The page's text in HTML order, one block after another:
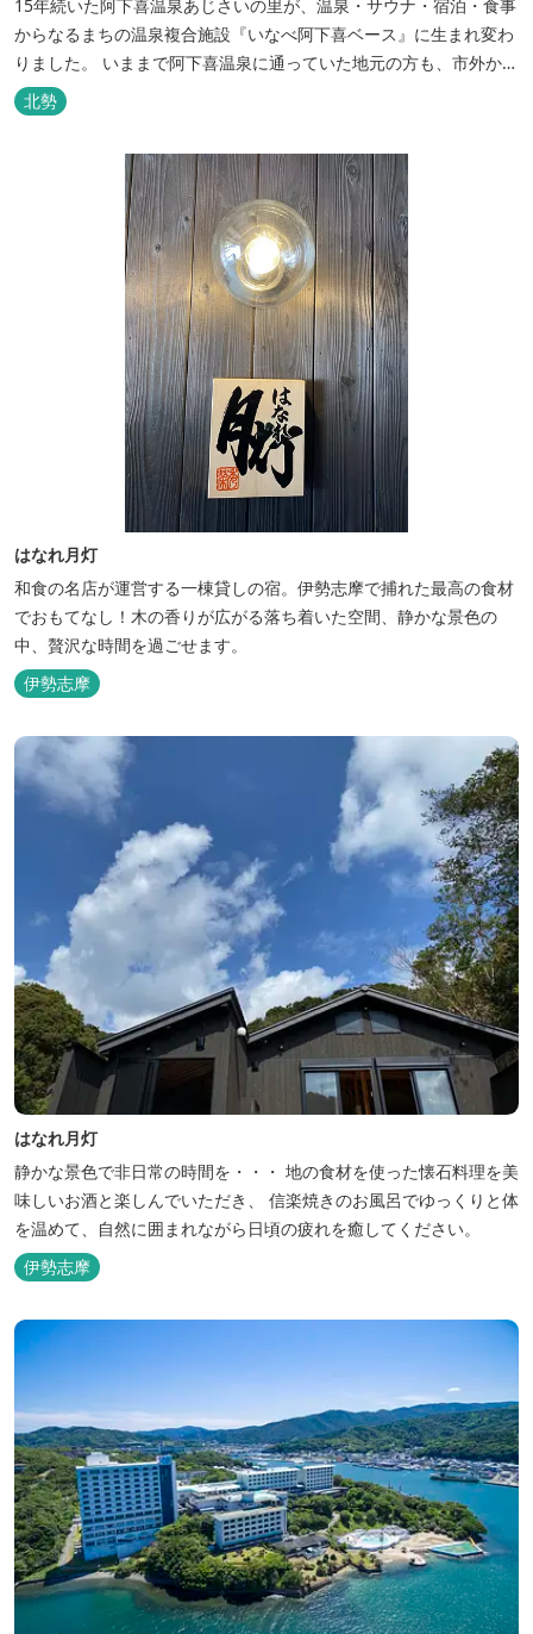
15年続いた阿下喜温泉あじさいの里が、温泉・サウナ・宿泊・食事
からなるまちの温泉複合施設『いなべ阿下喜ベース』に生まれ変わ
りました。 いままで阿下喜温泉に通っていた地元の方も、市外から
いなべ市に遊びに来られる方も楽しめる施設になります。今まで人
気だった温泉はそのままに、サウナエリアやコンテナタイプの宿
泊、地元のお野菜が楽しめる飲食施設が加わります。 「いなべ阿下
喜ベース」は、『自...
北勢
はなれ月灯
和食の名店が運営する一棟貸しの宿。伊勢志摩で捕れた最高の食材
でおもてなし！木の香りが広がる落ち着いた空間、静かな景色の
中、贅沢な時間を過ごせます。
伊勢志摩
はなれ月灯
静かな景色で非日常の時間を・・・ 地の食材を使った懐石料理を美
味しいお酒と楽しんでいただき、 信楽焼きのお風呂でゆっくりと体
を温めて、自然に囲まれながら日頃の疲れを癒してください。
伊勢志摩